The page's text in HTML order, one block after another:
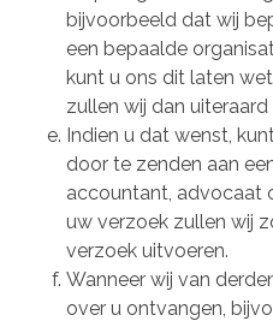
bijvoorbeeld dat wij
een bepaalde
kunt u ons dit laten
zullen wij dan
Indien u dat wenst,
door te zenden aan
accountant, advocaat
uw verzoek zullen wij
verzoek uitvoeren.
Wanneer wij van
over u ontvangen,